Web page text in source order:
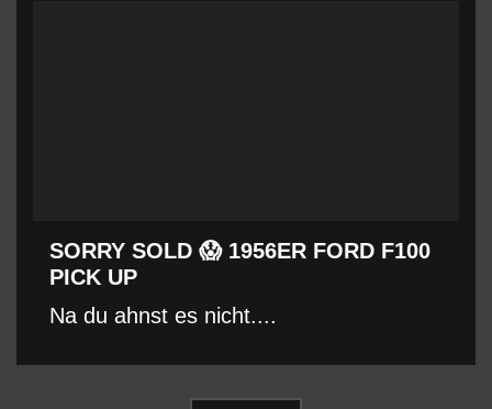
SORRY SOLD 😱 1956ER FORD F100
PICK UP
Na du ahnst es nicht....